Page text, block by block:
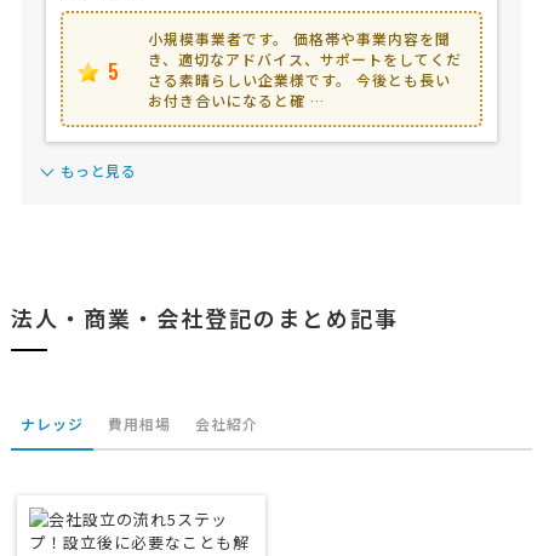
5
小規模事業者です。 価格帯や事業内容を聞
き、適切なアドバイス、サポートをしてくだ
さる素晴らしい企業様です。 今後とも長い
お付き合いになると確 …
もっと見る
法人・商業・会社登記のまとめ記事
ナレッジ 費用相場 会社紹介